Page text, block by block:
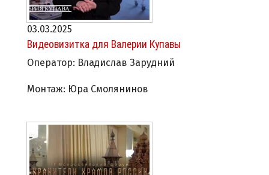
03.03.2025
Видеовизитка для Валерии Купавы
Оператор: Владислав Зарудний
Монтаж: Юра Смолянинов